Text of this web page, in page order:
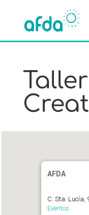
AFDA
C. Sta. Lucía,
Eventos